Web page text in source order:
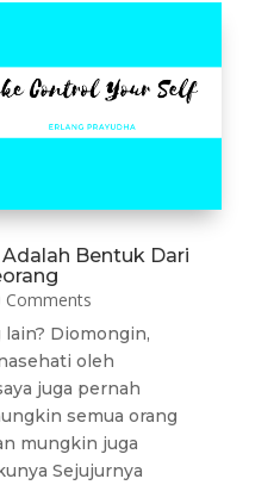
Bentuk Dari
Comments
Diomongin,
oleh
juga pernah
semua orang
mungkin juga
Sejujurnya